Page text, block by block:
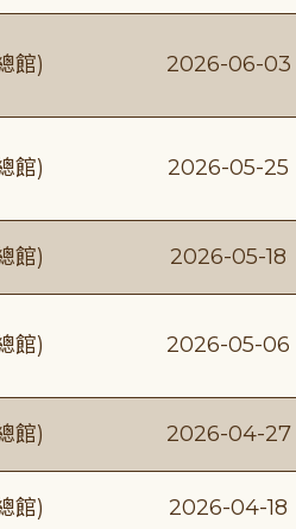
館) 2026-06-03
館) 2026-05-25
館) 2026-05-18
館) 2026-05-06
館) 2026-04-27
館) 2026-04-18